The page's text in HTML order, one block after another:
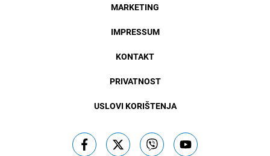
MARKETING
IMPRESSUM
KONTAKT
PRIVATNOST
USLOVI KORIŠTENJA